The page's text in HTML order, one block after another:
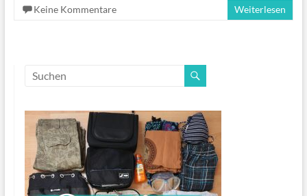
Keine Kommentare
Weiterlesen